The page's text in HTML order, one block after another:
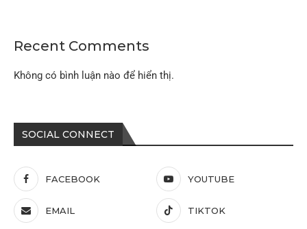
Recent Comments
Không có bình luận nào để hiển thị.
SOCIAL CONNECT
FACEBOOK YOUTUBE
EMAIL TIKTOK